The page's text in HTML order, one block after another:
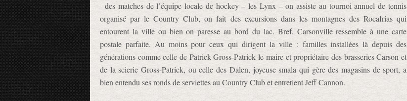
des matches de l’équipe locale de hockey – les Lynx – on assiste au tournoi annuel de tennis
organisé par le Country Club, on fait des excursions dans les montagnes des Rocafrias qui
entourent la ville ou bien on paresse au bord du lac. Bref, Carsonville ressemble à une carte
postale parfaite. Au moins pour ceux qui dirigent la ville : familles installées là depuis des
générations comme celle de Patrick Gross-Patrick le maire et propriétaire des brasseries Carson et
de la scierie Gross-Patrick, ou celle des Dalen, joyeuse smala qui gère des magasins de sport, a
bien entendu ses ronds de serviettes au Country Club et entretient Jeff Cannon.